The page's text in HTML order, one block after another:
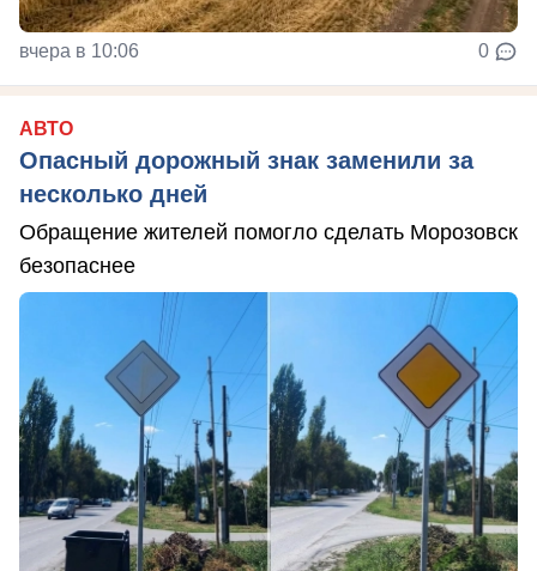
вчера в 10:06 0
АВТО
Опасный дорожный знак заменили за
несколько дней
Обращение жителей помогло сделать Морозовск
безопаснее